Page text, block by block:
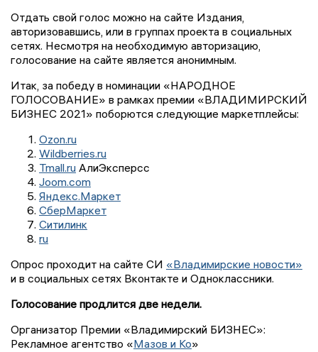
Отдать свой голос можно на сайте Издания,
авторизовавшись, или в группах проекта в социальных
сетях. Несмотря на необходимую авторизацию,
голосование на сайте является анонимным.
Итак, за победу в номинации «НАРОДНОЕ
ГОЛОСОВАНИЕ» в рамках премии «ВЛАДИМИРСКИЙ
БИЗНЕС 2021» поборются следующие маркетплейсы:
Ozon.ru
Wildberries.ru
Tmall.ru АлиЭксперсс
Joom.com
Яндекс.Маркет
СберМаркет
Ситилинк
ru
Опрос проходит на сайте СИ «Владимирские новости»
и в социальных сетях Вконтакте и Одноклассники.
Голосование продлится две недели.
Организатор Премии «Владимирский БИЗНЕС»:
Рекламное агентство «Мазов и Ко»